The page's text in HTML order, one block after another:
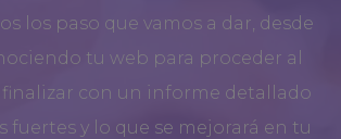
los paso que vamos a dar, desde
tu web para proceder al
finalizar con un informe detallado
fuertes y lo que se mejorará en tu